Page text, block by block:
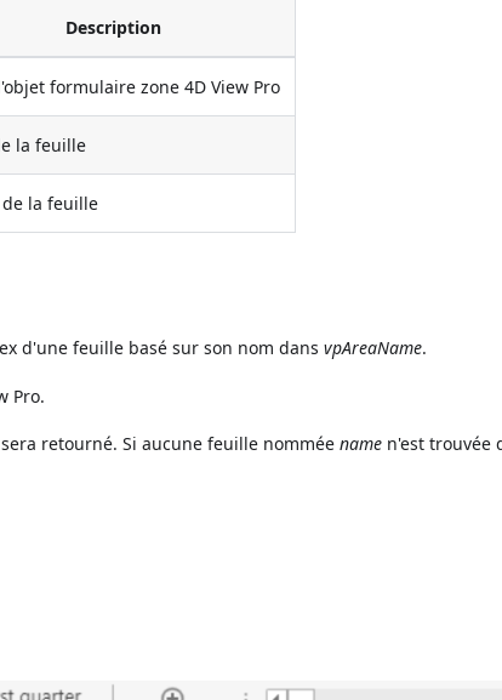
Description
formulaire zone 4D View Pro
la feuille
la feuille
d'une feuille basé sur son nom dans vpAreaName.
Pro.
retourné. Si aucune feuille nomméename n'est trouvée